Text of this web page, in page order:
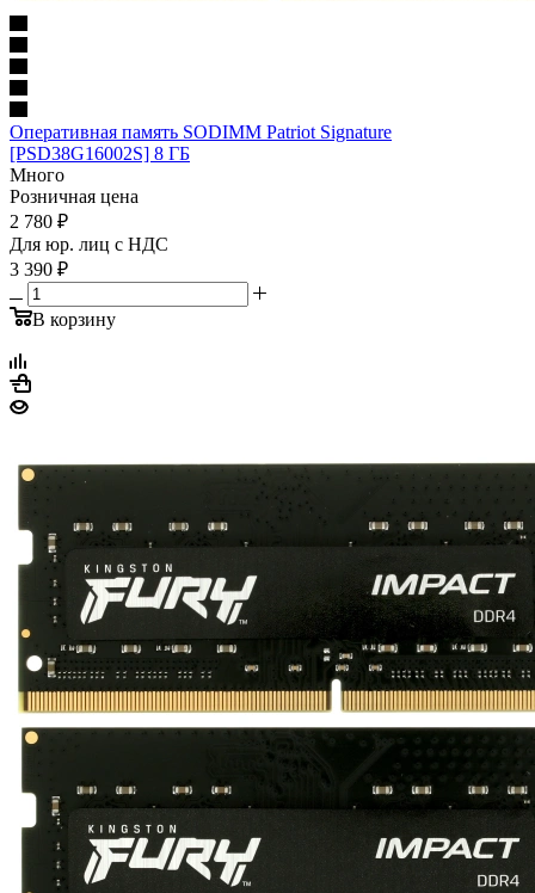
Оперативная память SODIMM Patriot Signature
[PSD38G16002S] 8 ГБ
Много
Розничная цена
2 780 ₽
Для юр. лиц c НДС
3 390 ₽
В корзину